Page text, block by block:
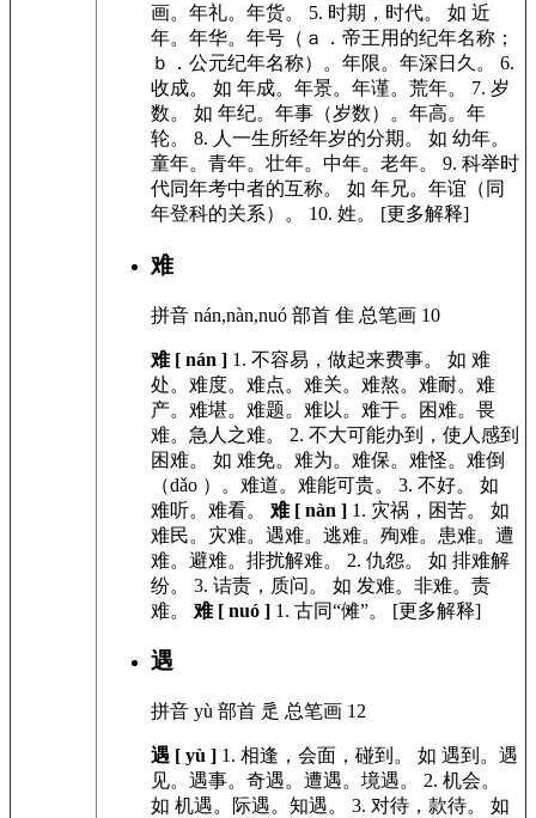
画。年礼。年货。
5. 时期，时代。 如 近
年。年华。年号（ａ．帝王用的纪年名称；
ｂ．公元纪年名称）。年限。年深日久。
6.
收成。 如 年成。年景。年谨。荒年。 7. 岁
数。 如 年纪。年事（岁数）。年高。年
轮。
8. 人一生所经年岁的分期。 如 幼年。
童年。青年。壮年。中年。老年。
9. 科举时
代同年考中者的互称。 如 年兄。年谊（同
年登科的关系）。
10. 姓。 [更多解释]
难
拼音 nán,nàn,nuó 部首 隹 总笔画 10
难 [ nán ] 1. 不容易，做起来费事。 如 难
处。难度。难点。难关。难熬。难耐。难
产。难堪。难题。难以。难于。困难。畏
难。急人之难。
2. 不大可能办到，使人感到
困难。 如 难免。难为。难保。难怪。难倒
（dǎo ）。难道。难能可贵。
3. 不好。 如
难听。难看。
难 [ nàn ] 1. 灾祸，困苦。 如
难民。灾难。遇难。逃难。殉难。患难。遭
难。避难。排扰解难。
2. 仇怨。 如 排难解
纷。
3. 诘责，质问。 如 发难。非难。责
难。
难 [ nuó ] 1. 古同“傩”。 [更多解释]
遇
拼音 yù 部首 辵 总笔画 12
遇 [ yù ] 1. 相逢，会面，碰到。 如 遇到。遇
见。遇事。奇遇。遭遇。境遇。
2. 机会。
如 机遇。际遇。知遇。 3. 对待，款待。 如